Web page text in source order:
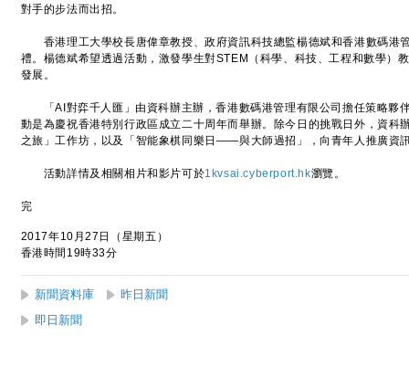
對手的步法而出招。
香港理工大學校長唐偉章教授、政府資訊科技總監楊德斌和香港數碼港
禮。楊德斌希望透過活動，激發學生對STEM（科學、科技、工程和數學）
發展。
「AI對弈千人匯」由資科辦主辦，香港數碼港管理有限公司擔任策略夥
動是為慶祝香港特別行政區成立二十周年而舉辦。除今日的挑戰日外，資科
之旅」工作坊，以及「智能象棋同樂日——與大師過招」，向青年人推廣資
活動詳情及相關相片和影片可於1kvsai.cyberport.hk瀏覽。
完
2017年10月27日（星期五）
香港時間19時33分
新聞資料庫
昨日新聞
即日新聞